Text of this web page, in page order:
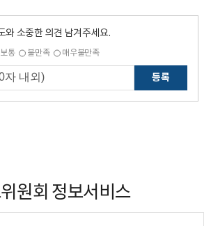
와 소중한 의견 남겨주세요.
보통 불만족 매우불만족
등록
원회 정보서비스